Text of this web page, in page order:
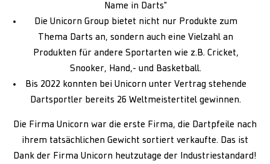
Name in Darts"
Die Unicorn Group bietet nicht nur Produkte zum
Thema Darts an, sondern auch eine Vielzahl an
Produkten für andere Sportarten wie z.B. Cricket,
Snooker, Hand,- und Basketball.
Bis 2022 konnten bei Unicorn unter Vertrag stehende
Dartsportler bereits 26 Weltmeistertitel gewinnen.
Die Firma Unicorn war die erste Firma, die Dartpfeile nach
ihrem tatsächlichen Gewicht sortiert verkaufte. Das ist
Dank der Firma Unicorn heutzutage der Industriestandard!